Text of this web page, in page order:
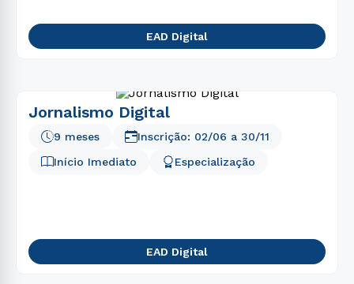
EAD Digital
Jornalismo Digital
Início Imediato
9 meses
Especialização
Inscrição: 02/06 a 30/11
EAD Digital